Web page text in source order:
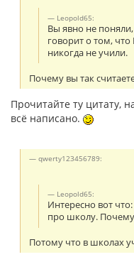
Leopold65:
Вы явно не
говорит о том,
никогда не учили.
Почему вы так
Прочитайте ту цитату,
всё написано.
qwerty123456789:
Leopold65:
Интересно вот
про школу.
Потому что в школах